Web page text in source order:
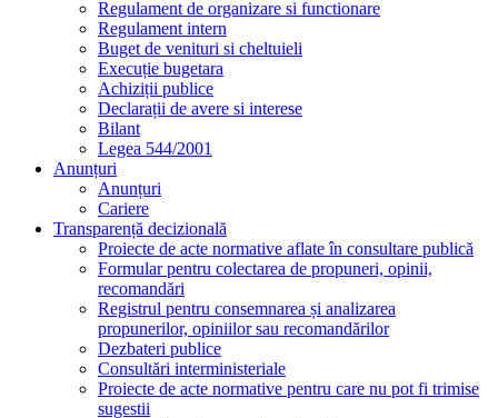
propunerilor, opiniilor sau recomandărilor
Dezbateri publice
Consultări interministeriale
Proiecte de acte normative pentru care nu pot fi trimise
sugestii
Proiecte de acte normative adoptate
Ședințe publice / Anunțuri / Minute
Rapoarte ale aplicării Legii nr. 52/2003
Numele și prenumele persoanei desemnate responsabile
pentru relația cu societatea civilă
Registrul asociațiilor, fundațiilor și federațiilor luate în
evidență de instituție
Integritate instituțională
Produse
Vin
Portaltoi
Vite altoite
Analize fizico-chimice si microbiologice
Contact